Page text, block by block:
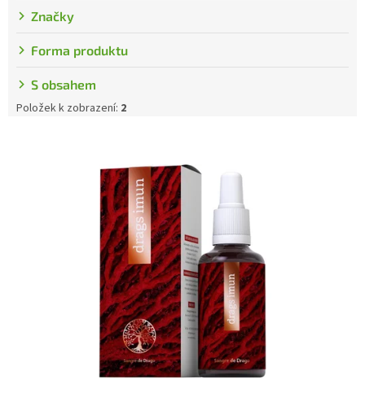
Značky
Forma produktu
S obsahem
Položek k zobrazení: 2